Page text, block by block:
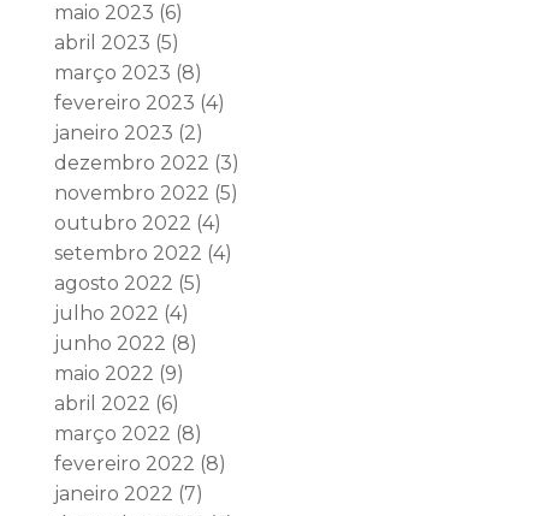
maio 2023 (6)
abril 2023 (5)
março 2023 (8)
fevereiro 2023 (4)
janeiro 2023 (2)
dezembro 2022 (3)
novembro 2022 (5)
outubro 2022 (4)
setembro 2022 (4)
agosto 2022 (5)
julho 2022 (4)
junho 2022 (8)
maio 2022 (9)
abril 2022 (6)
março 2022 (8)
fevereiro 2022 (8)
janeiro 2022 (7)